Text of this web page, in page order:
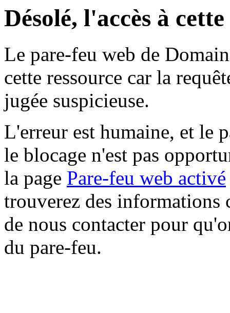
Désolé, l'accès à
Le pare-feu web de
cette ressource car la
jugée suspicieuse.
L'erreur est humaine, et le
le blocage n'est pas
la page Pare-feu web activé
trouverez des informations
de nous contacter pour
du pare-feu.